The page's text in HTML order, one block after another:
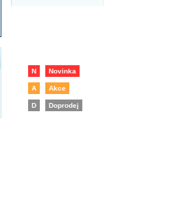
N Novinka
A Akce
D Doprodej